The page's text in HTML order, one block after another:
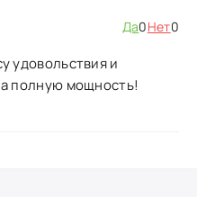
Да0Нет0
удовольствия и
полную мощность!